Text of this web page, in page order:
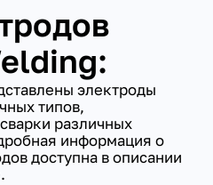
электроды
типов,
различных
информация о
доступна в описании